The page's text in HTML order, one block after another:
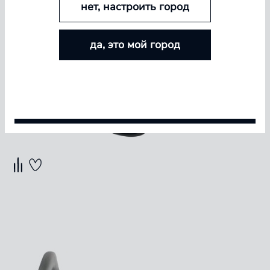
БОЛЬШЕ ЛИНЗ — БОЛЬШЕ СКИДКА
Покупайте контактные линзы Airway и увеличивайте
размер скидки — от 5% до 15%
нет, настроить город
да, это мой город